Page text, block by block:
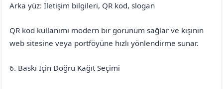
Arka yüz: İletişim bilgileri, QR kod, slogan
QR kod kullanımı modern bir görünüm sağlar ve kişinin
web sitesine veya portföyüne hızlı yönlendirme sunar.
6. Baskı İçin Doğru Kağıt Seçimi